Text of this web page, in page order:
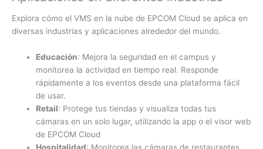
Explora cómo el VMS en la nube de EPCOM Cloud se aplica en
diversas industrias y aplicaciones alrededor del mundo.
Educación: Mejora la seguridad en el campus y
monitorea la actividad en tiempo real. Responde
rápidamente a los eventos desde una plataforma fácil
de usar.
Retail: Protege tus tiendas y visualiza todas tus
cámaras en un solo lugar, utilizando la app o el visor web
de EPCOM Cloud